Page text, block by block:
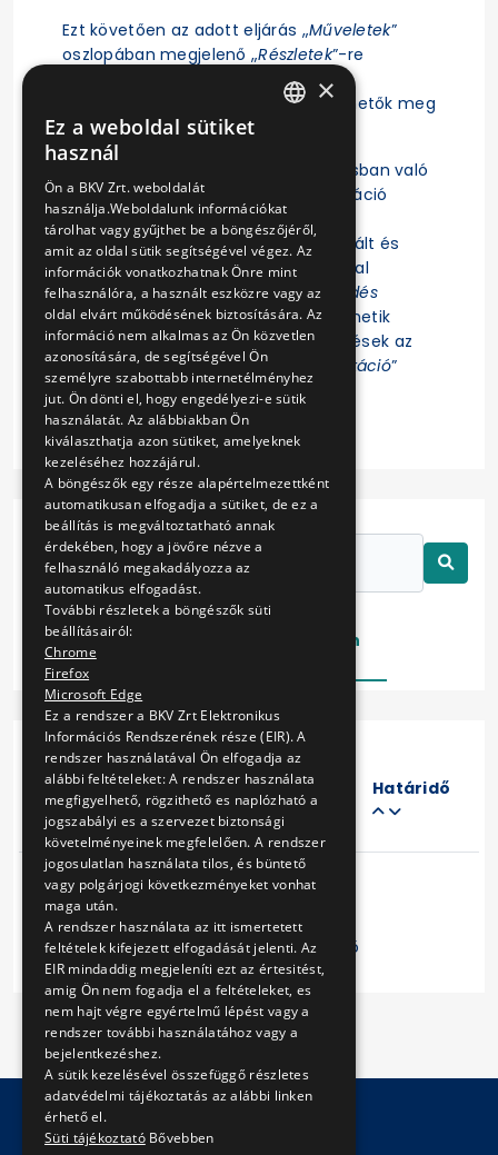
Ezt követően az adott eljárás „Műveletek”
oszlopában megjelenő „Részletek”-re
kattintás után érhető el az eljárás
ajánlattételi felhívása, illetve tekinthetők meg
az eljárásra vonatkozó főbb adatok.
Felhívjuk a figyelmet, hogy az eljárásban való
részvételhez az EKR-be való regisztráció
szükséges! Az eljárás további
dokumentumait az EKR-ben regisztrált és
ajánlat összeállítására jogosultsággal
rendelkező Felhasználók az „Érdeklődés
jelzése” funkció indítása után tekinthetik
meg. Az eljárással kapcsolatos kérdések az
EKR-ben erre létrehozott „
Kommunikáció”
felületen tehetők fel.
Folyamatban
Cím
Eljárás
száma
Határidő
Előző 1 Következő
×
Ez a weboldal sütiket
használ
Ön a BKV Zrt. weboldalát
használja.Weboldalunk információkat
tárolhat vagy gyűjthet be a böngészőjéről,
amit az oldal sütik segítségével végez. Az
információk vonatkozhatnak Önre mint
felhasználóra, a használt eszközre vagy az
oldal elvárt működésének biztosítására. Az
információ nem alkalmas az Ön közvetlen
azonosítására, de segítségével Ön
személyre szabottabb internetélményhez
jut. Ön dönti el, hogy engedélyezi-e sütik
használatát. Az alábbiakban Ön
kiválaszthatja azon sütiket, amelyeknek
kezeléséhez hozzájárul.
A böngészők egy része alapértelmezettként
automatikusan elfogadja a sütiket, de ez a
beállítás is megváltoztatható annak
érdekében, hogy a jövőre nézve a
felhasználó megakadályozza az
automatikus elfogadást.
További részletek a böngészők süti
beállításairól:
Chrome
Firefox
Microsoft Edge
Ez a rendszer a BKV Zrt Elektronikus
Információs Rendszerének része (EIR). A
rendszer használatával Ön elfogadja az
alábbi feltételeket: A rendszer használata
megfigyelhető, rögzithető es naplózható a
jogszabályi es a szervezet biztonsági
követelményeinek megfelelően. A rendszer
jogosulatlan használata tilos, és büntető
vagy polgárjogi következményeket vonhat
maga után.
A rendszer használata az itt ismertetett
feltételek kifejezett elfogadását jelenti. Az
EIR mindaddig megjeleníti ezt az értesitést,
amig Ön nem fogadja el a feltételeket, es
nem hajt végre egyértelmű lépést vagy a
rendszer további használatához vagy a
bejelentkezéshez.
A sütik kezelésével összefüggő részletes
adatvédelmi tájékoztatás az alábbi linken
érhető el.
Süti tájékoztató Bővebben